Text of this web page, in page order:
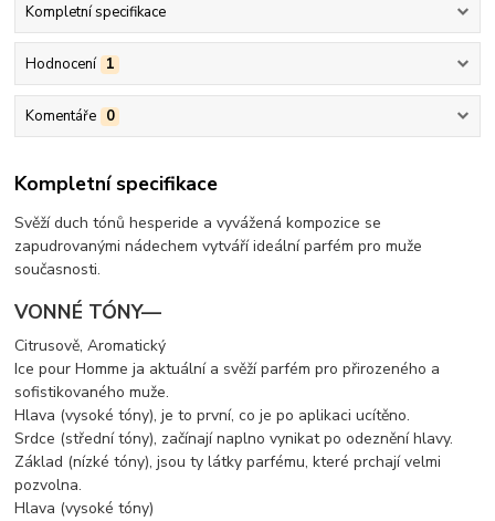
Kompletní specifikace
Hodnocení 1
Komentáře 0
Kompletní specifikace
Svěží duch tónů hesperide a vyvážená kompozice se
zapudrovanými nádechem vytváří ideální parfém pro muže
současnosti.
VONNÉ TÓNY—
Citrusově, Aromatický
Ice pour Homme ja aktuální a svěží parfém pro přirozeného a
sofistikovaného muže.
Hlava (vysoké tóny), je to první, co je po aplikaci ucítěno.
Srdce (střední tóny), začínají naplno vynikat po odeznění hlavy.
Základ (nízké tóny), jsou ty látky parfému, které prchají velmi
pozvolna.
Hlava (vysoké tóny)